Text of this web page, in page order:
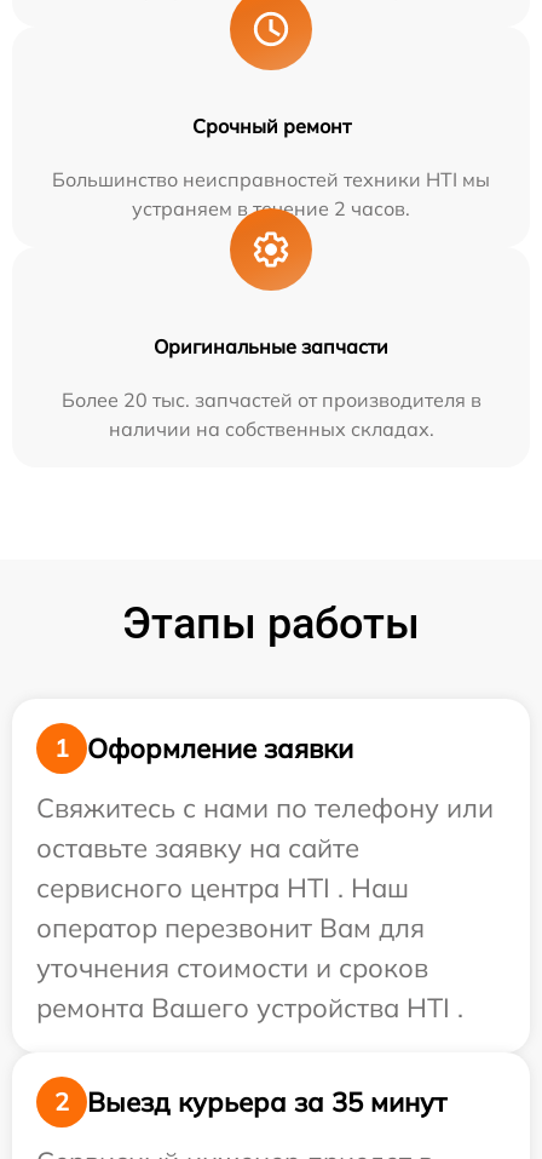
Срочный ремонт
Большинство неисправностей техники HTI мы
устраняем в течение 2 часов.
Оригинальные запчасти
Более 20 тыс. запчастей от производителя в
наличии на собственных складах.
Этапы работы
1
Оформление заявки
Свяжитесь с нами по телефону или
оставьте заявку на сайте
сервисного центра HTI . Наш
оператор перезвонит Вам для
уточнения стоимости и сроков
ремонта Вашего устройства HTI .
2
Выезд курьера за 35 минут